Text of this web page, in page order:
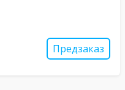
Предзаказ